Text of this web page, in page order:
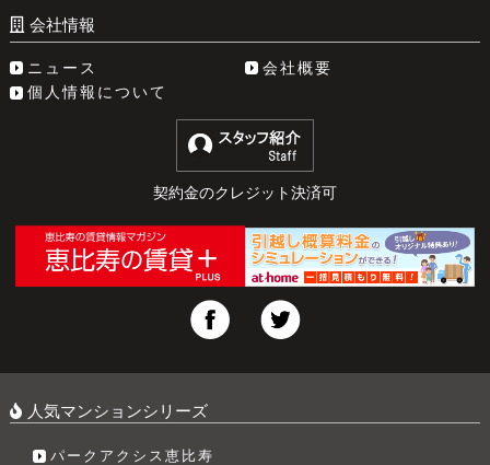
会社情報
ニュース
会社概要
個人情報について
契約金のクレジット決済可
人気マンションシリーズ
パークアクシス恵比寿